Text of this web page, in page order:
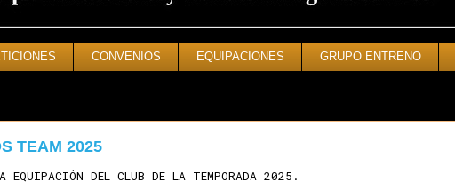
CONVENIOS EQUIPACIONES GRUPO ENTRENO
TEAM 2025
EQUIPACIÓN DEL CLUB DE LA TEMPORADA 2025.